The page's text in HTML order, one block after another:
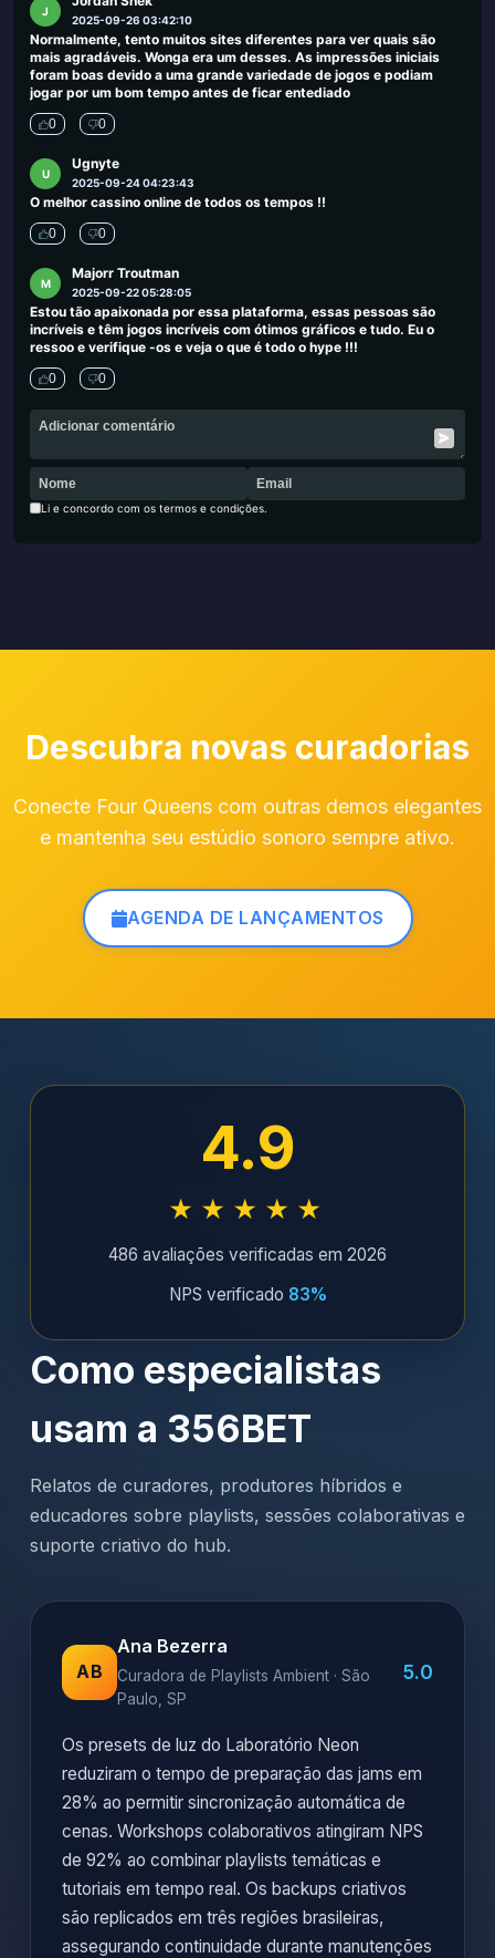
J
2025-09-26 03:42:10
Normalmente, tento muitos sites diferentes para ver quais são
mais agradáveis. Wonga era um desses. As impressões iniciais
foram boas devido a uma grande variedade de jogos e podiam
jogar por um bom tempo antes de ficar entediado
0 0
U
Ugnyte
2025-09-24 04:23:43
O melhor cassino online de todos os tempos !!
0 0
M
Majorr Troutman
2025-09-22 05:28:05
Estou tão apaixonada por essa plataforma, essas pessoas são
incríveis e têm jogos incríveis com ótimos gráficos e tudo. Eu o
ressoo e verifique -os e veja o que é todo o hype !!!
0 0
Li e concordo com os termos e condições.
Descubra novas curadorias
Conecte Four Queens com outras demos elegantes
e mantenha seu estúdio sonoro sempre ativo.
AGENDA DE LANÇAMENTOS
4.9
★★★★★
486 avaliações verificadas em 2026
NPS verificado 83%
Como especialistas
usam a 356BET
Relatos de curadores, produtores híbridos e
educadores sobre playlists, sessões colaborativas e
suporte criativo do hub.
AB
Ana Bezerra
Curadora de Playlists Ambient · São
Paulo, SP
5.0
Os presets de luz do Laboratório Neon
reduziram o tempo de preparação das jams em
28% ao permitir sincronização automática de
cenas. Workshops colaborativos atingiram NPS
de 92% ao combinar playlists temáticas e
tutoriais em tempo real. Os backups criativos
são replicados em três regiões brasileiras,
assegurando continuidade durante manutenções